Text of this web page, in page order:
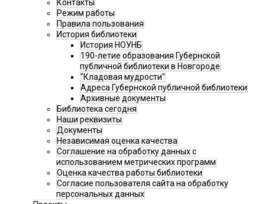
Контакты
Режим работы
Правила пользования
История библиотеки
История НОУНБ
190-летие образования Губернской
публичной библиотеки в Новгороде
"Кладовая мудрости"
Адреса Губернской публичной библиотеки
Архивные документы
Библиотека сегодня
Наши реквизиты
Документы
Независимая оценка качества
Соглашение на обработку данных с
использованием метрических программ
Оценка качества работы библиотеки
Согласие пользователя сайта на обработку
персональных данных